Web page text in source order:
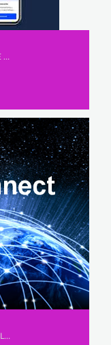
Secundaria, SERGIO SIERRA GARCÍA, JORGE HERNÁNDEZ MONTERO y EDEL MARTÍNEZ ALONSO
Secundaria, NICOLÁS IZQUIERDO ORTIZ, PELAYO MORENO PRADO y MIGUEL CASTRO MURPHY